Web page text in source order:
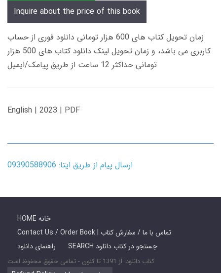
Inquire about the price of this book
زمان تحویل کتاب های 600 هزار تومانی دانلود فوری از حساب
کاربری می باشد، و زمان تحویل لینک دانلود کتاب های 500 هزار
تومانی حداکثر 12 ساعت از طریق پیامک/ایمیل
English | 2023 | PDF
ارسال پیام از طریق ایتا: 09390588906
HOME خانه
Contact Us / Order Book | تماس با ما / سفارش کتاب
راهنمای دانلود
SEARCH جستجو در کتاب دانلود
کتاب دانلود: از 1391 تا کنون - تمامی حقوق محفوظ است